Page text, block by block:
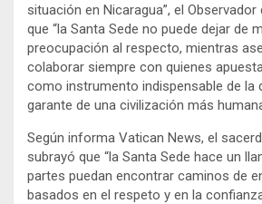
situación en Nicaragua”, el
que “la Santa Sede no puede dejar de
preocupación al respecto, mientras
colaborar siempre con quienes
como instrumento indispensable de la
garante de una civilización más
Según informa Vatican News, el
subrayó que “la Santa Sede hace un
partes puedan encontrar caminos de
basados en el respeto y en la